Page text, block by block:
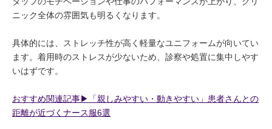
ニック全体の雰囲気も明るくなります。
具体的には、ストレッチ性が高く軽量なユニフォームが向いてい
ます。着用時のストレスが少ないため、診察や処置に集中しやす
いはずです。
おすすめ関連記事▶︎「親しみやすい・動きやすい」患者さんとの
距離が近づくナース服6選